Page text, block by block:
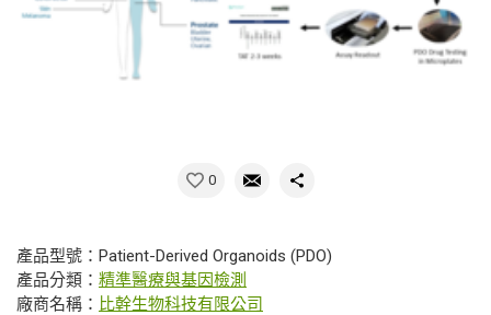
0
產品型號：Patient-Derived Organoids (PDO)
產品分類： 精準醫療與基因檢測
廠商名稱： 比幹生物科技有限公司